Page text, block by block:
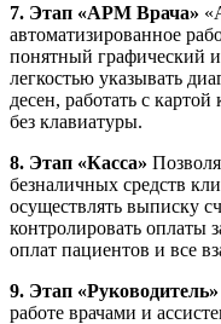
7. Этап «АРМ Врача»
автоматизированное
понятный графический
легкостью указывать
десен, работать с
без клавиатуры.
8. Этап «Касса»
безналичных средств
осуществлять выписку
контролировать оплаты
оплат пациентов и все
9. Этап «Руководитель»
работе врачами и